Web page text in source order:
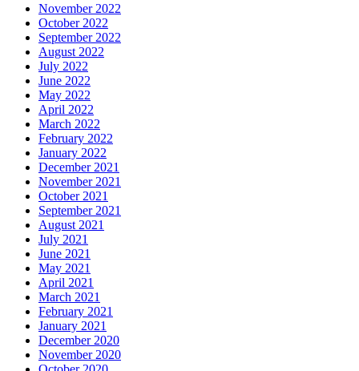
November 2022
October 2022
September 2022
August 2022
July 2022
June 2022
May 2022
April 2022
March 2022
February 2022
January 2022
December 2021
November 2021
October 2021
September 2021
August 2021
July 2021
June 2021
May 2021
April 2021
March 2021
February 2021
January 2021
December 2020
November 2020